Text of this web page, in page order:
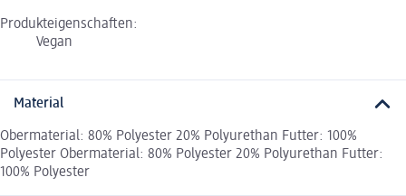
Produkteigenschaften:
Vegan
Material
Obermaterial: 80% Polyester 20% Polyurethan Futter: 100%
Polyester Obermaterial: 80% Polyester 20% Polyurethan Futter:
100% Polyester